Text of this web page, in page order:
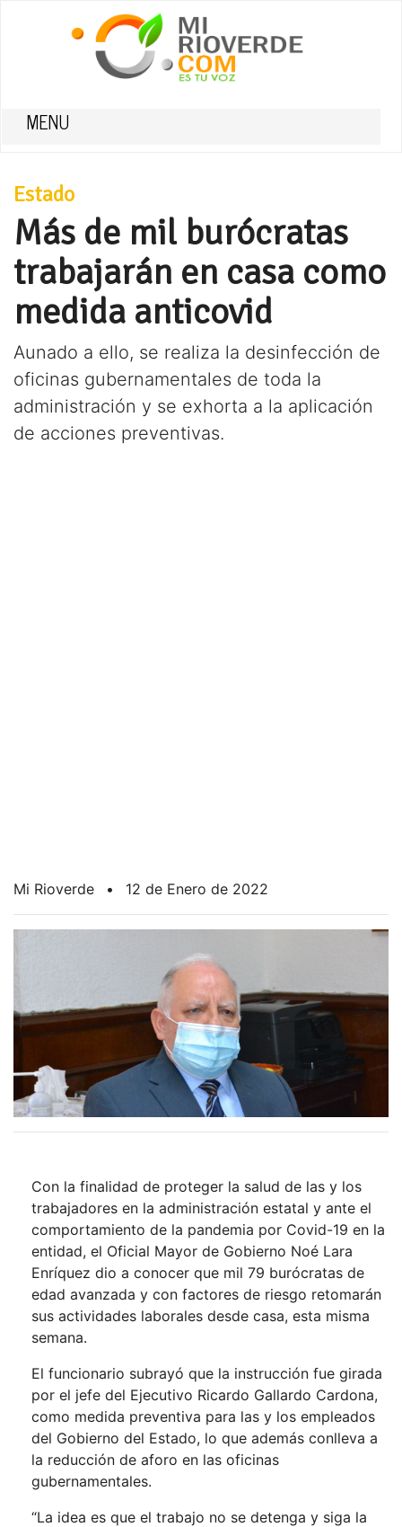
MENU
Estado
Más de mil burócratas
trabajarán en casa como
medida anticovid
Aunado a ello, se realiza la desinfección de
oficinas gubernamentales de toda la
administración y se exhorta a la aplicación
de acciones preventivas.
Mi Rioverde • 12 de Enero de 2022
Con la finalidad de proteger la salud de las y los
trabajadores en la administración estatal y ante el
comportamiento de la pandemia por Covid-19 en la
entidad, el Oficial Mayor de Gobierno Noé Lara
Enríquez dio a conocer que mil 79 burócratas de
edad avanzada y con factores de riesgo retomarán
sus actividades laborales desde casa, esta misma
semana.
El funcionario subrayó que la instrucción fue girada
por el jefe del Ejecutivo Ricardo Gallardo Cardona,
como medida preventiva para las y los empleados
del Gobierno del Estado, lo que además conlleva a
la reducción de aforo en las oficinas
gubernamentales.
“La idea es que el trabajo no se detenga y siga la